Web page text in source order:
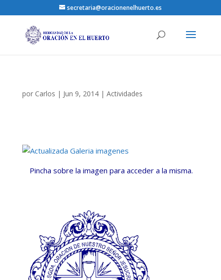
secretaria@oracionenelhuerto.es
por Carlos | Jun 9, 2014| Actividades
Pincha sobre la imagen para acceder a la misma.